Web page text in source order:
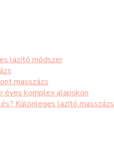
lazító módszer
masszázs
éves komplex alapokon
Különleges lazító masszázs